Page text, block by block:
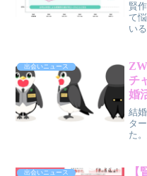
賢
て
い
ら
真
す。
出会いニュース
チ
婚
く
結
タ
た
質
出会いニュース